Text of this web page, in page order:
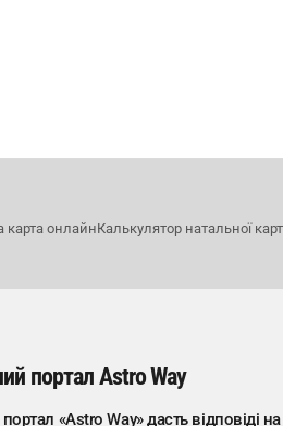
карта онлайнКалькулятор натальної
портал Astro Way
«Astro Way» дасть відповіді на